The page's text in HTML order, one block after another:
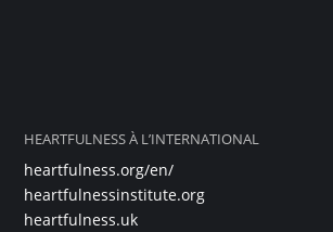
HEARTFULNESS À L’INTERNATIONAL
heartfulness.org/en/
heartfulnessinstitute.org
heartfulness.uk